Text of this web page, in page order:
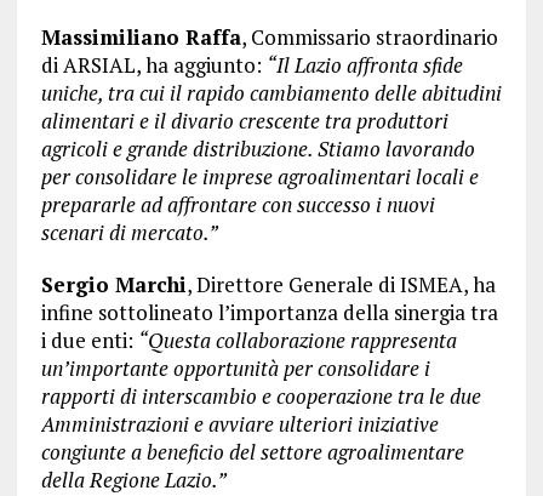
Massimiliano Raffa, Commissario straordinario
di ARSIAL, ha aggiunto: “Il Lazio affronta sfide
uniche, tra cui il rapido cambiamento delle abitudini
alimentari e il divario crescente tra produttori
agricoli e grande distribuzione. Stiamo lavorando
per consolidare le imprese agroalimentari locali e
prepararle ad affrontare con successo i nuovi
scenari di mercato.”
Sergio Marchi, Direttore Generale di ISMEA, ha
infine sottolineato l’importanza della sinergia tra
i due enti: “Questa collaborazione rappresenta
un’importante opportunità per consolidare i
rapporti di interscambio e cooperazione tra le due
Amministrazioni e avviare ulteriori iniziative
congiunte a beneficio del settore agroalimentare
della Regione Lazio.”